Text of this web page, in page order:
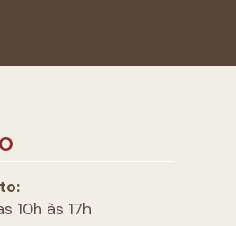
10h às 17h